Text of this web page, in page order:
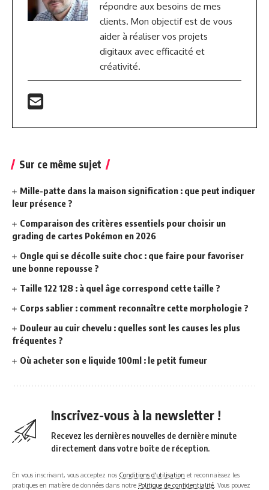
répondre aux besoins de mes
clients. Mon objectif est de vous
aider à réaliser vos projets
digitaux avec efficacité et
créativité.
Sur ce même sujet
Mille-patte dans la maison signification : que peut indiquer
leur présence ?
Comparaison des critères essentiels pour choisir un
grading de cartes Pokémon en 2026
Ongle qui se décolle suite choc : que faire pour favoriser
une bonne repousse ?
Taille 122 128 : à quel âge correspond cette taille ?
Corps sablier : comment reconnaître cette morphologie ?
Douleur au cuir chevelu : quelles sont les causes les plus
fréquentes ?
Où acheter son e liquide 100ml : le petit fumeur
Inscrivez-vous à la newsletter !
Recevez les dernières nouvelles de dernière minute
directement dans votre boîte de réception.
En vous inscrivant, vous acceptez nos Conditions d'utilisation et reconnaissez les
pratiques en matière de données dans notre Politique de confidentialité . Vous pouvez